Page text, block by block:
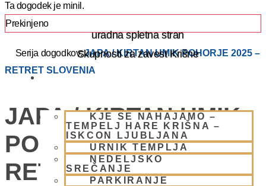
uradna spletna stran
Skupnosti za zavest Krišne
KJE SE NAHAJAMO –
TEMPELJ HARE KRIŠNA –
ISKCON LJUBLJANA
URNIK TEMPLJA
NEDELJSKO
SREČANJE
PARKIRANJE
Ta dogodek je minil.
Prekinjeno
Serija dogodkov:JAPA / KIRTAN UMIK POHORJE 2025 –
RETRET SLOVENIA
JAPA / KIRTAN UMIK
POHORJE 2025 –
RETRET SLOVENIA